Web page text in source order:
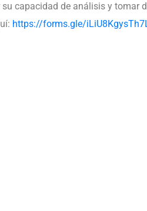
capacidad de análisis y tomar
https://forms.gle/